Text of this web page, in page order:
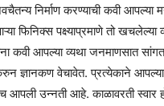
निर्माण करण्याची कवी आपल्या
फिनिक्स पक्ष्याप्रमाणे तो खचलेल्या
कवी आपल्या व्यथा जनमाणसात सांगत
ज्ञानकण वेचावेत. प्रत्येकाने
आपली उन्नती आहे. काळावरती स्वार